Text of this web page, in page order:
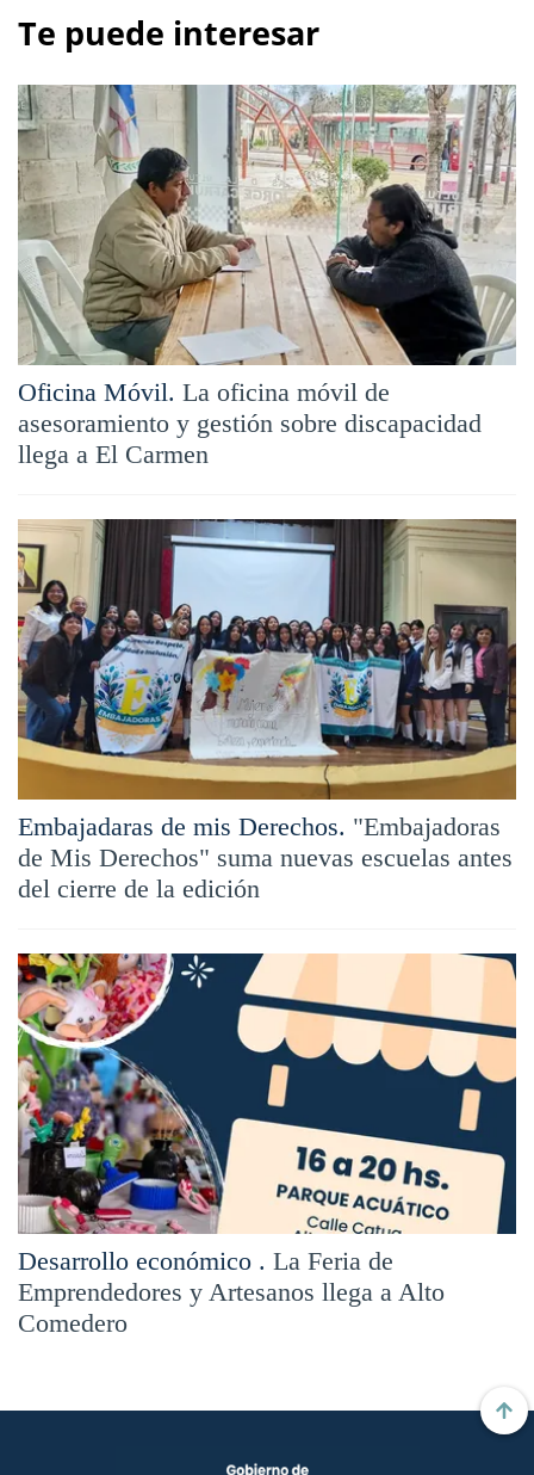
Te puede interesar
Oficina Móvil. La oficina móvil de
asesoramiento y gestión sobre discapacidad
llega a El Carmen
Embajadaras de mis Derechos. "Embajadoras
de Mis Derechos" suma nuevas escuelas antes
del cierre de la edición
Desarrollo económico . La Feria de
Emprendedores y Artesanos llega a Alto
Comedero